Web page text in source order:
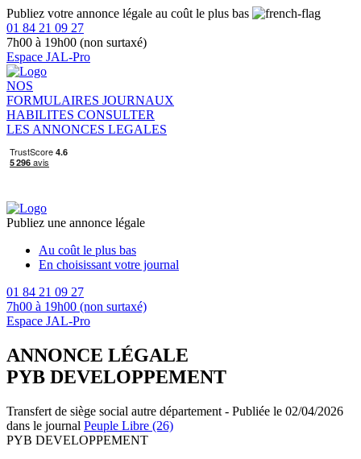
Publiez votre annonce légale au coût le plus bas
01 84 21 09 27
7h00 à 19h00 (non surtaxé)
Espace JAL-Pro
NOS
FORMULAIRES JOURNAUX
HABILITES CONSULTER
LES ANNONCES LEGALES
Publiez une annonce légale
Au coût le plus bas
En choisissant votre journal
01 84 21 09 27
7h00 à 19h00 (non surtaxé)
Espace JAL-Pro
ANNONCE LÉGALE
PYB DEVELOPPEMENT
Transfert de siège social autre département - Publiée le 02/04/2026
dans le journal Peuple Libre (26)
PYB DEVELOPPEMENT